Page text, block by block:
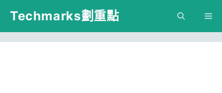
跳
主
Techmarks劃重點